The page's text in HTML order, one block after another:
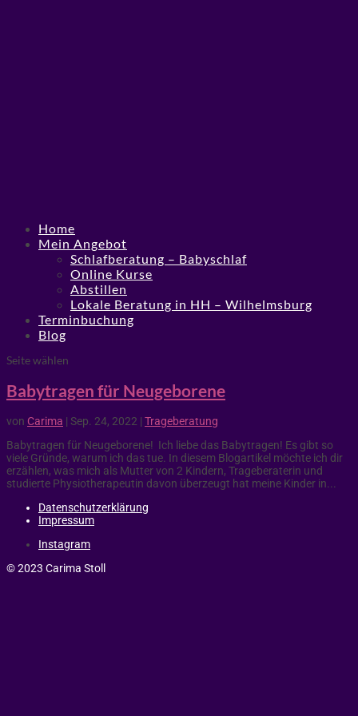
Home
Mein Angebot
Schlafberatung – Babyschlaf
Online Kurse
Abstillen
Lokale Beratung in HH – Wilhelmsburg
Terminbuchung
Blog
Seite wählen
Babytragen für Neugeborene
von Carima | Sep. 24, 2022 | Trageberatung
Babytragen für Neugeborene! Ich liebe das Babytragen! Es gibt so
viele Gründe, warum ich das tue. In diesem Blogartikel möchte ich dir
erzählen, was mich als Mutter von 2 Kindern, Trageberaterin und
studierte Physiotherapeutin davon überzeugt hat meine Kinder in...
Datenschutzerklärung
Impressum
Instagram
© 2023 Carima Stoll